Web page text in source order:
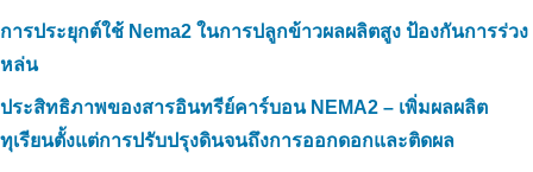
การประยุกต์ใช้ Nema2 ในการปลูกข้าวผลผลิตสูง ป้องกันการร่วง
หล่น
ประสิทธิภาพของสารอินทรีย์คาร์บอน NEMA2 – เพิ่มผลผลิต
ทุเรียนตั้งแต่การปรับปรุงดินจนถึงการออกดอกและติดผล